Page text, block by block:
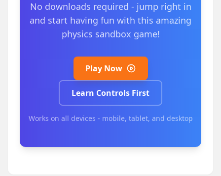
No downloads required - jump right in
and start having fun with this amazing
physics sandbox game!
Play Now
Learn Controls First
Works on all devices - mobile, tablet, and desktop